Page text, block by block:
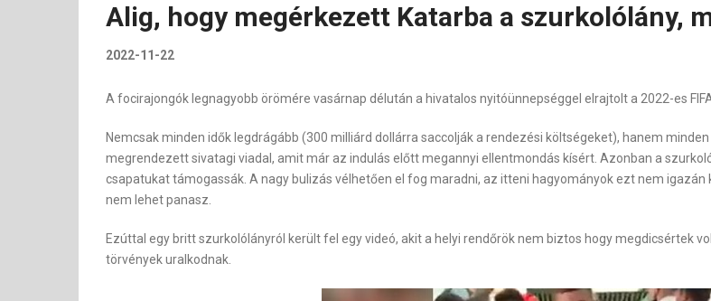
Alig, hogy megérkezett Katarba a szurkolólány,
2022-11-22
A focirajongók legnagyobb örömére vasárnap délután a hivatalos nyitóünnepséggel elrajtolt a 2022-es
Nemcsak minden idők legdrágább (300 milliárd dollárra saccolják a rendezési költségeket), hanem
megrendezett sivatagi viadal, amit már az indulás előtt megannyi ellentmondás kísért. Azonban a
csapatukat támogassák. A nagy bulizás vélhetően el fog maradni, az itteni hagyományok ezt nem
nem lehet panasz.
Ezúttal egy britt szurkolólányról került fel egy videó, akit a helyi rendőrök nem biztos hogy megdicsértek
törvények uralkodnak.